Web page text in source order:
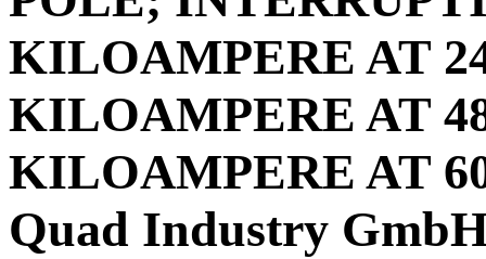
KILOAMPERE AT
KILOAMPERE AT
KILOAMPERE AT
Quad Industry